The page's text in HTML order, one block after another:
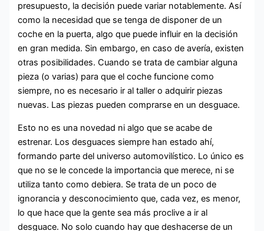
presupuesto, la decisión puede variar notablemente. Así
como la necesidad que se tenga de disponer de un
coche en la puerta, algo que puede influir en la decisión
en gran medida. Sin embargo, en caso de avería, existen
otras posibilidades. Cuando se trata de cambiar alguna
pieza (o varias) para que el coche funcione como
siempre, no es necesario ir al taller o adquirir piezas
nuevas. Las piezas pueden comprarse en un desguace.
Esto no es una novedad ni algo que se acabe de
estrenar. Los desguaces siempre han estado ahí,
formando parte del universo automovilístico. Lo único es
que no se le concede la importancia que merece, ni se
utiliza tanto como debiera. Se trata de un poco de
ignorancia y desconocimiento que, cada vez, es menor,
lo que hace que la gente sea más proclive a ir al
desguace. No solo cuando hay que deshacerse de un